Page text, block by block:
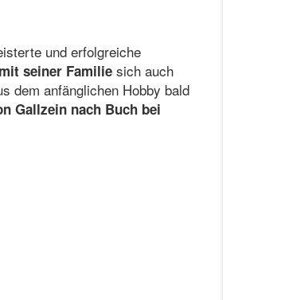
und erfolgreiche
seiner Familie sich auch
dem anfänglichen Hobby bald
Gallzein nach Buch bei